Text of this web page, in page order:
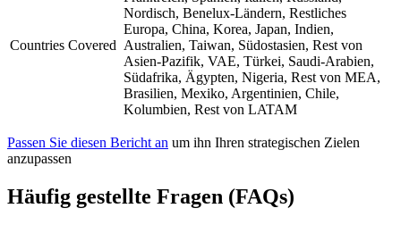
Countries Covered
Nordisch, Benelux-Ländern, Restliches
Europa, China, Korea, Japan, Indien,
Australien, Taiwan, Südostasien, Rest von
Asien-Pazifik, VAE, Türkei, Saudi-Arabien,
Südafrika, Ägypten, Nigeria, Rest von MEA,
Brasilien, Mexiko, Argentinien, Chile,
Kolumbien, Rest von LATAM
Passen Sie diesen Bericht an um ihn Ihren strategischen Zielen
anzupassen
Häufig gestellte Fragen (FAQs)